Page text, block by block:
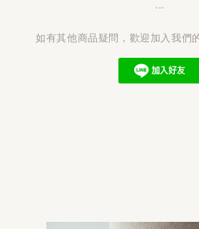
---
如有其他商品疑問，歡迎加入我們